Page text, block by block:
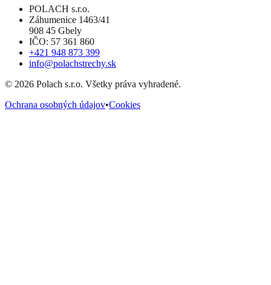
POLACH s.r.o.
Záhumenice 1463/41
908 45 Gbely
IČO: 57 361 860
+421 948 873 399
info@polachstrechy.sk
© 2026 Polach s.r.o. Všetky práva vyhradené.
Ochrana osobných údajov•Cookies